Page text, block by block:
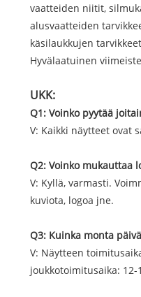
vaatteiden niitit,
alusvaatteiden
käsilaukkujen
Hyvälaatuinen
UKK:
Q1: Voinko pyytää
V: Kaikki näytteet ovat
Q2: Voinko mukauttaa
V: Kyllä, varmasti.
kuviota, logoa jne.
Q3: Kuinka monta
V: Näytteen
joukkotoimitusaika: 12-